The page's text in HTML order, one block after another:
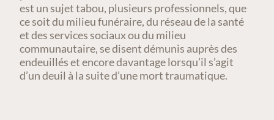
est un sujet tabou, plusieurs professionnels, que
ce soit du milieu funéraire, du réseau de la santé
et des services sociaux ou du milieu
communautaire, se disent démunis auprès des
endeuillés et encore davantage lorsqu’il s’agit
d’un deuil à la suite d’une mort traumatique.